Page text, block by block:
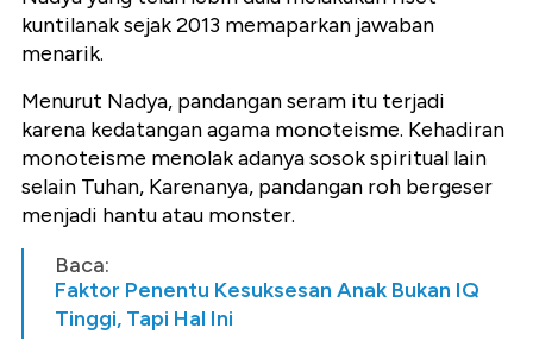
kuntilanak sejak 2013 memaparkan jawaban
menarik.
Menurut Nadya, pandangan seram itu terjadi
karena kedatangan agama monoteisme. Kehadiran
monoteisme menolak adanya sosok spiritual lain
selain Tuhan, Karenanya, pandangan roh bergeser
menjadi hantu atau monster.
Baca:
Faktor Penentu Kesuksesan Anak Bukan IQ
Tinggi, Tapi Hal Ini